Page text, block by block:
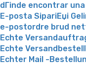
dГіnde encontrar
E-posta SipariЕџi
e-postordre brud
Echte
Echte
Echter Mail -